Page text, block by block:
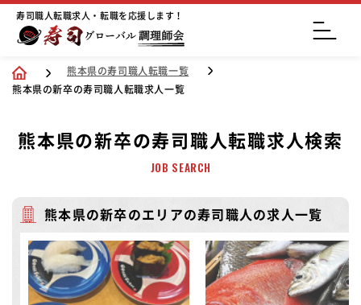
寿司職人転職求人・転職を応援します！
熊本県の寿司職人転職一覧
熊本県の新卒の寿司職人転職求人一覧
熊本県の新卒の寿司職人転職求人検索
JOB SEARCH
熊本県の新卒のエリアの寿司職人の求人一覧